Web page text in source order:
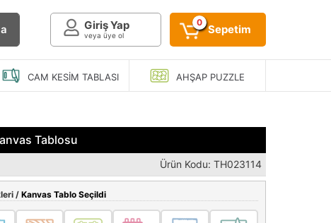
Giriş Yap
veya üye ol
0
Sepetim
CAM KESIM TABLASI AHŞAPPUZZLE
Tablosu
Ürün Kodu: TH023114
/ Kanvas Tablo Seçildi